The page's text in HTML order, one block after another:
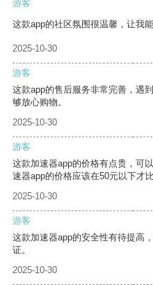
游客
这款app的社区氛围很温馨，让我
2025-10-30
游客
这款app的售后服务非常完善，遇
够放心购物。
2025-10-30
游客
这款加速器app的价格有点贵，可
速器app的价格应该在50元以下才比
2025-10-30
游客
这款加速器app的安全性有待提高
证。
2025-10-30